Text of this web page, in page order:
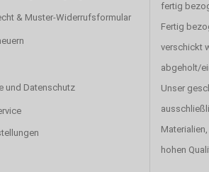
& Muster-Widerrufsformular
und Datenschutz
fertig
Fertig
verschickt
abgeholt/
Unser
hohen